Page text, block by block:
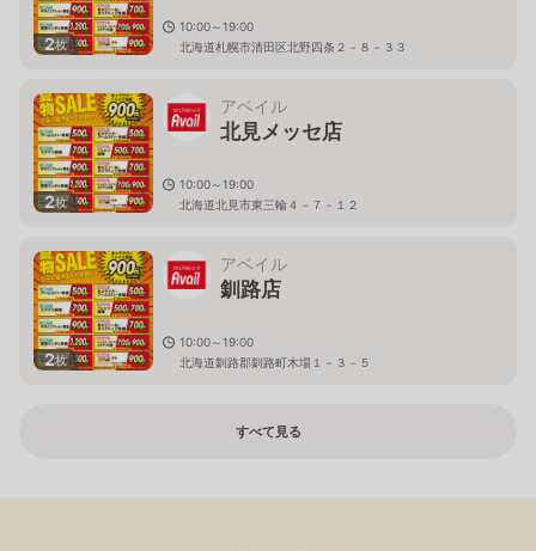
2枚
10:00～19:00
北海道札幌市清田区北野四条２－８－３３
2枚
アベイル
北見メッセ店
10:00～19:00
北海道北見市東三輪４－７－１２
2枚
アベイル
釧路店
10:00～19:00
北海道釧路郡釧路町木場１－３－５
すべて見る